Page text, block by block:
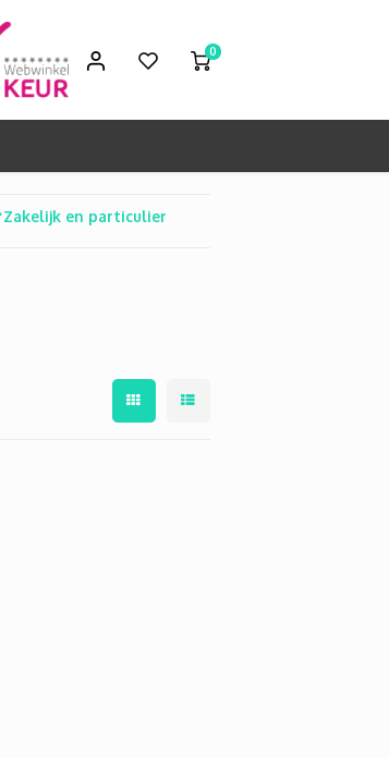
0
Zakelijk en particulier